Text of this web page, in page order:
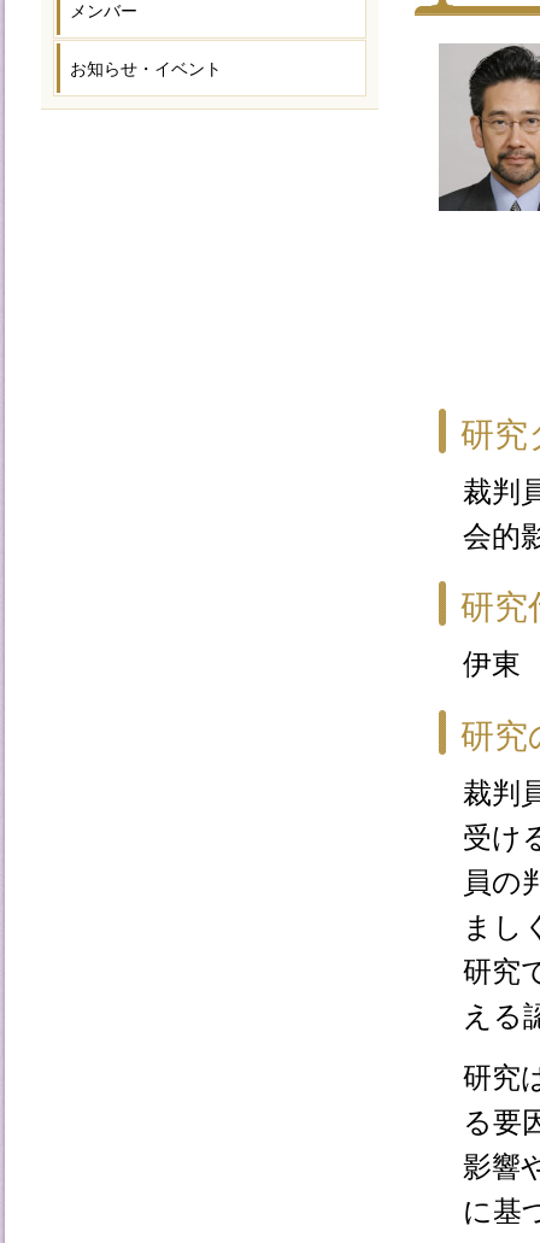
メンバー
お知らせ・イベント
研究
裁判
会的
研究
伊東
研究
裁判
受け
員の
まし
研究
える
研究
る要
影響
に基